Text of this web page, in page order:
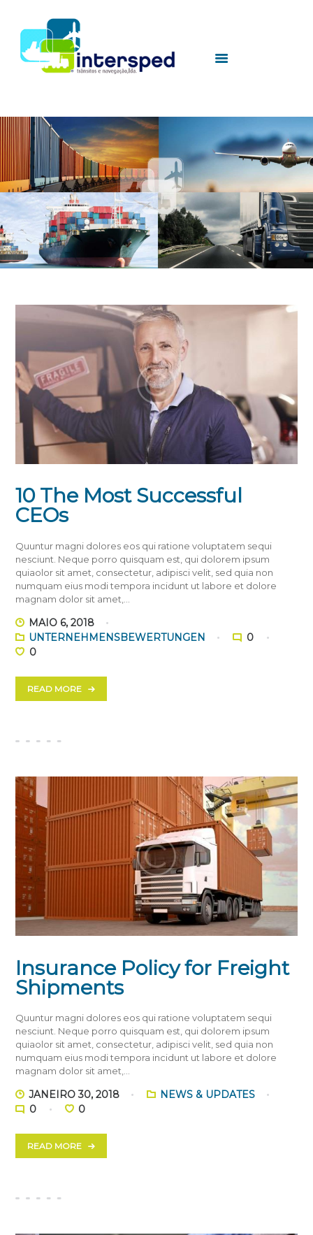
HOME
SERVIÇOS
UTILIDADES
CONTACTOS
10 The Most Successful
CEOs
Quuntur magni dolores eos qui ratione voluptatem sequi
nesciunt. Neque porro quisquam est, qui dolorem ipsum
quiaolor sit amet, consectetur, adipisci velit, sed quia non
numquam eius modi tempora incidunt ut labore et dolore
magnam dolor sit amet,…
MAIO 6, 2018
UNTERNEHMENSBEWERTUNGEN
0
0
READ MORE
Insurance Policy for Freight
Shipments
Quuntur magni dolores eos qui ratione voluptatem sequi
nesciunt. Neque porro quisquam est, qui dolorem ipsum
quiaolor sit amet, consectetur, adipisci velit, sed quia non
numquam eius modi tempora incidunt ut labore et dolore
magnam dolor sit amet,…
JANEIRO 30, 2018
NEWS & UPDATES
0
0
READ MORE